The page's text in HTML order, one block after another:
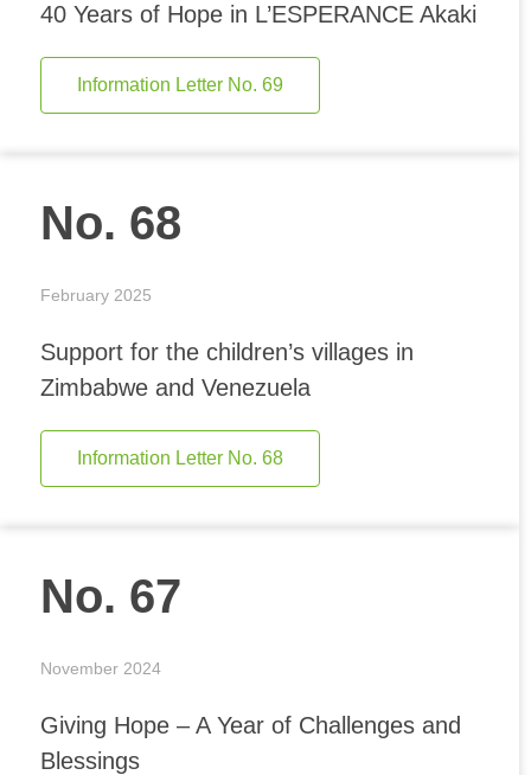
40 Years of Hope in L’ESPERANCE Akaki
Information Letter No. 69
No. 68
February 2025
Support for the children’s villages in
Zimbabwe and Venezuela
Information Letter No. 68
No. 67
November 2024
Giving Hope – A Year of Challenges and
Blessings